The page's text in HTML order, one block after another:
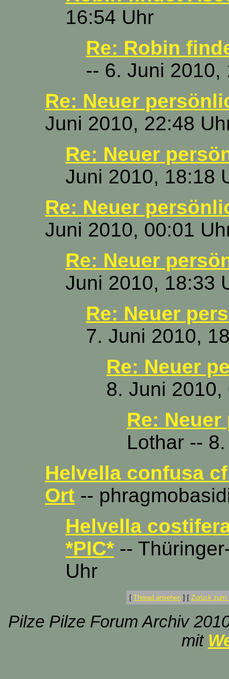
16:54 Uhr
Re: Robin
-- 6. Juni 2010,
Re: Neuer
Juni 2010, 22:48
Re: Neuer
Juni 2010, 18:18
Re: Neuer
Juni 2010, 00:01
Re: Neuer
Juni 2010, 18:33
Re: Neuer
7. Juni 2010,
Re: Neuer
8. Juni 2010,
Re:
Lothar --
Helvella confusa
Ort --
Helvella
*PIC* --
Uhr
[ Thread ansehen ] [ Zurück zum
Pilze Pilze Forum Archiv
mit